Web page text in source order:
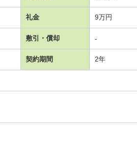
礼金 9万円
敷引・償却 -
契約期間 2年